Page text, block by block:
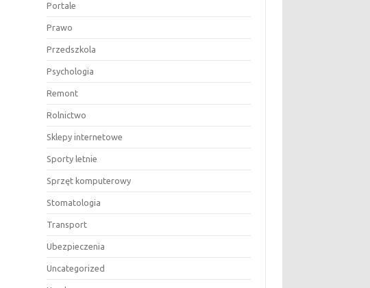
Portale
Prawo
Przedszkola
Psychologia
Remont
Rolnictwo
Sklepy internetowe
Sporty letnie
Sprzęt komputerowy
Stomatologia
Transport
Ubezpieczenia
Uncategorized